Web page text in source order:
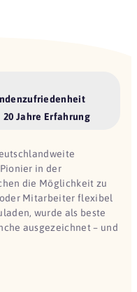
20 Jahre Erfahrung
in der
die Möglichkeit zu
Mitarbeiter flexibel
wurde als beste
ausgezeichnet – und